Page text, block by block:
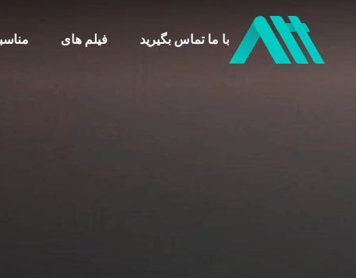
فیلم های با ما تماس بگیرید